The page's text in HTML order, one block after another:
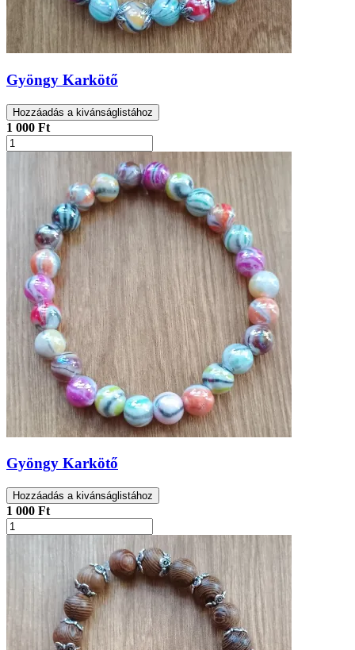
Gyöngy Karkötő
Hozzáadás a kivánságlistához
1 000 Ft
Gyöngy Karkötő
Hozzáadás a kivánságlistához
1 000 Ft